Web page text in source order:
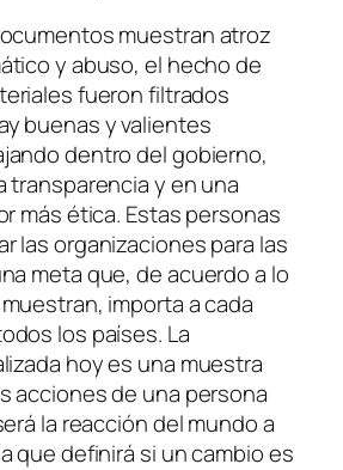
muestran atroz
y abuso, el hecho de
fueron filtrados
buenas y valientes
dentro del gobierno,
transparencia y en una
más ética. Estas personas
las organizaciones para las
meta que, de acuerdo a lo
importa a cada
los países. La
hoy es una muestra
acciones de una persona
la reacción del mundo a
que definirá si un cambio es